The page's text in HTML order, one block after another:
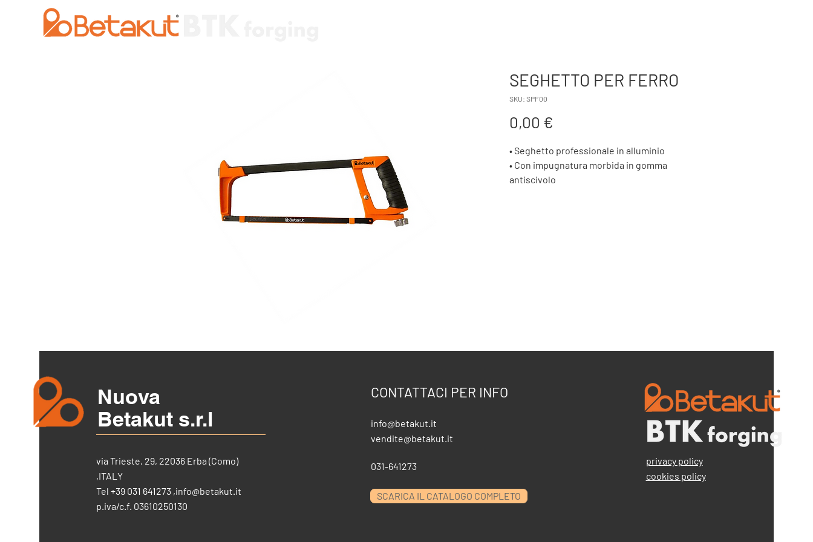
SEGHETTO PER FERRO
SKU: SPF00
0,00 €
• Seghetto professionale in alluminio
• Con impugnatura morbida in gomma
antiscivolo
Nuova
Betakut s.r.l
via Trieste, 29, 22036 Erba (Como)
,ITALY
Tel +39 031 641273 ,info@betakut.it
p.iva/c.f. 03610250130
CONTATTACI PER INFO
info@betakut.it
vendite@betakut.it
031-641273
SCARICA IL CATALOGO COMPLETO
privacy policy
cookies policy